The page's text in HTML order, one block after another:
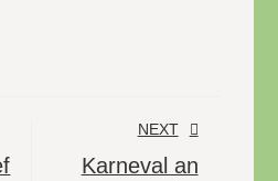
NEXT
Karneval an